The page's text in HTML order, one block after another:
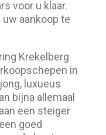
voor u klaar.
aankoop te
Krekelberg
in
luxueus
bijna allemaal
een steiger
goed